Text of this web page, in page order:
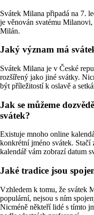
Svátek Milana připadá na 7.
je věnován svatému
Milán.
Jaký význam má
Svátek Milana je v České
rozšířený jako jiné svátky.
být příležitostí k oslavě a
Jak se můžeme
svátek?
Existuje mnoho online
konkrétní jméno svátek. Stačí
kalendář vám zobrazí datum
Jaké tradice jsou
Vzhledem k tomu, že svátek
populární, nejsou s ním
Nicméně někteří lidé s tímto